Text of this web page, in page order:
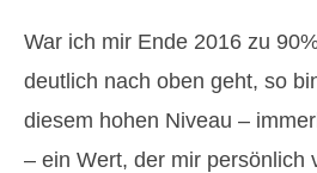
War ich mir Ende 2016 zu
deutlich nach oben geht, so
diesem hohen Niveau –
– ein Wert, der mir persönlich